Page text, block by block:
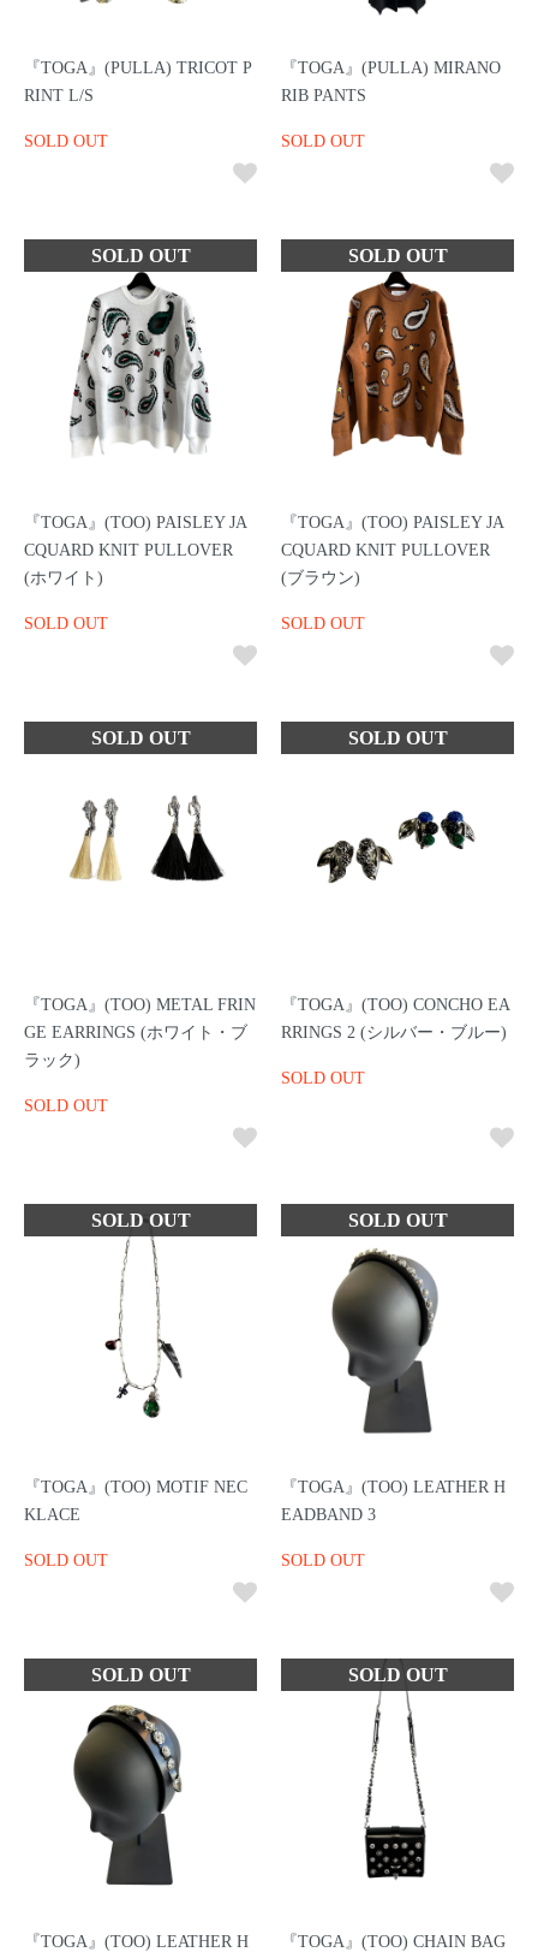
『TOGA』(PULLA) TRICOT P
RINT L/S
SOLD OUT
『TOGA』(PULLA) MIRANO
RIB PANTS
SOLD OUT
『TOGA』(TOO) PAISLEY JA
CQUARD KNIT PULLOVER
(ホワイト)
SOLD OUT
『TOGA』(TOO) PAISLEY JA
CQUARD KNIT PULLOVER
(ブラウン)
SOLD OUT
『TOGA』(TOO) METAL FRIN
GE EARRINGS (ホワイト・ブ
ラック)
SOLD OUT
『TOGA』(TOO) CONCHO EA
RRINGS 2 (シルバー・ブルー)
SOLD OUT
『TOGA』(TOO) MOTIF NEC
KLACE
SOLD OUT
『TOGA』(TOO) LEATHER H
EADBAND 3
SOLD OUT
『TOGA』(TOO) LEATHER H 『TOGA』(TOO) CHAIN BAG